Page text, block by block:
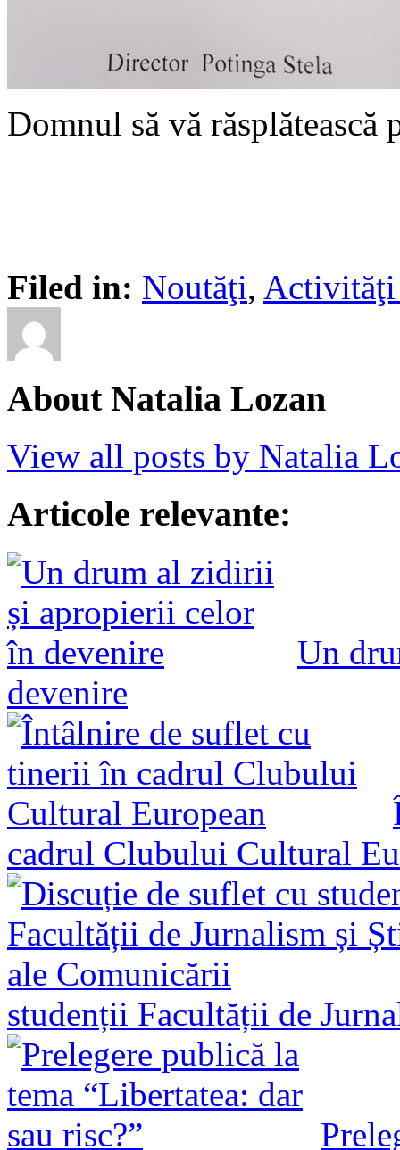
Domnul să vă
Filed in: Noutăţi, Activităţi
About Natalia Lozan
View all posts by Natalia
Articole relevante:
Un
devenire
cadrul Clubului Cultural
studenții Facultății de